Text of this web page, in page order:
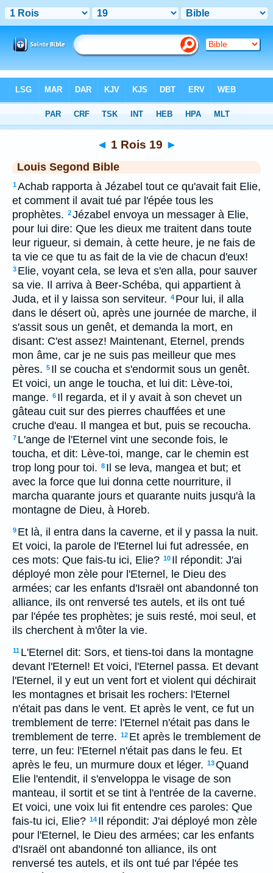
> 1 Rois 19
◄ 1 Rois 19 ►
Louis Segond Bible
1Achab rapporta à Jézabel tout ce qu'avait fait Elie,
et comment il avait tué par l'épée tous les
prophètes. 2Jézabel envoya un messager à Elie,
pour lui dire: Que les dieux me traitent dans toute
leur rigueur, si demain, à cette heure, je ne fais de
ta vie ce que tu as fait de la vie de chacun d'eux!
3 Elie, voyant cela, se leva et s'en alla, pour sauver
sa vie. Il arriva à Beer-Schéba, qui appartient à
Juda, et il y laissa son serviteur. 4 Pour lui, il alla
dans le désert où, après une journée de marche, il
s'assit sous un genêt, et demanda la mort, en
disant: C'est assez! Maintenant, Eternel, prends
mon âme, car je ne suis pas meilleur que mes
pères. 5 Il se coucha et s'endormit sous un genêt.
Et voici, un ange le toucha, et lui dit: Lève-toi,
mange. 6 Il regarda, et il y avait à son chevet un
gâteau cuit sur des pierres chauffées et une
cruche d'eau. Il mangea et but, puis se recoucha.
7 L'ange de l'Eternel vint une seconde fois, le
toucha, et dit: Lève-toi, mange, car le chemin est
trop long pour toi. 8 Il se leva, mangea et but; et
avec la force que lui donna cette nourriture, il
marcha quarante jours et quarante nuits jusqu'à la
montagne de Dieu, à Horeb.
9 Et là, il entra dans la caverne, et il y passa la nuit.
Et voici, la parole de l'Eternel lui fut adressée, en
ces mots: Que fais-tu ici, Elie? 10 Il répondit: J'ai
déployé mon zèle pour l'Eternel, le Dieu des
armées; car les enfants d'Israël ont abandonné ton
alliance, ils ont renversé tes autels, et ils ont tué
par l'épée tes prophètes; je suis resté, moi seul, et
ils cherchent à m'ôter la vie.
11 L'Eternel dit: Sors, et tiens-toi dans la montagne
devant l'Eternel! Et voici, l'Eternel passa. Et devant
l'Eternel, il y eut un vent fort et violent qui déchirait
les montagnes et brisait les rochers: l'Eternel
n'était pas dans le vent. Et après le vent, ce fut un
tremblement de terre: l'Eternel n'était pas dans le
tremblement de terre. 12 Et après le tremblement de
terre, un feu: l'Eternel n'était pas dans le feu. Et
après le feu, un murmure doux et léger. 13Quand
Elie l'entendit, il s'enveloppa le visage de son
manteau, il sortit et se tint à l'entrée de la caverne.
Et voici, une voix lui fit entendre ces paroles: Que
fais-tu ici, Elie? 14 Il répondit: J'ai déployé mon zèle
pour l'Eternel, le Dieu des armées; car les enfants
d'Israël ont abandonné ton alliance, ils ont
renversé tes autels, et ils ont tué par l'épée tes